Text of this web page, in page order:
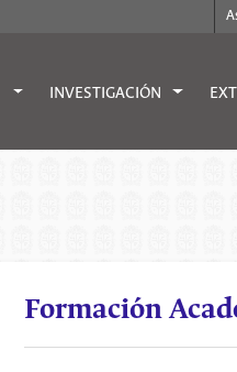
INVESTIGACIÓN
Formación